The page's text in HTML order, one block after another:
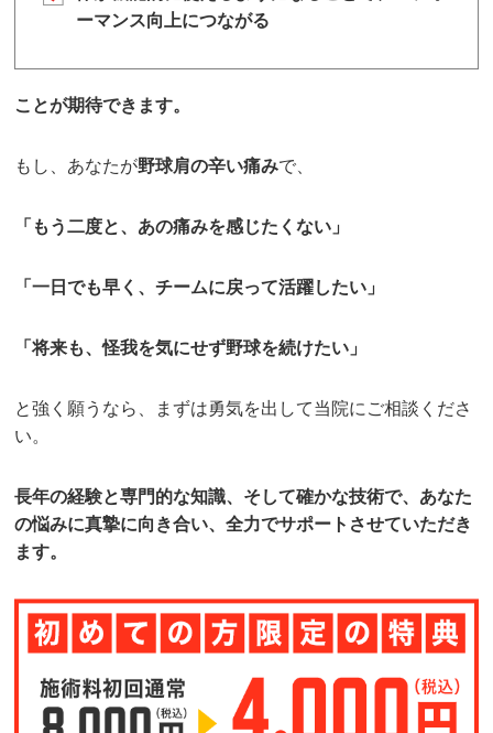
ーマンス向上につながる
ことが期待できます。
もし、あなたが野球肩の辛い痛みで、
「もう二度と、あの痛みを感じたくない」
「一日でも早く、チームに戻って活躍したい」
「将来も、怪我を気にせず野球を続けたい」
と強く願うなら、まずは勇気を出して当院にご相談くださ
い。
長年の経験と専門的な知識、そして確かな技術で、あなた
の悩みに真摯に向き合い、全力でサポートさせていただき
ます。